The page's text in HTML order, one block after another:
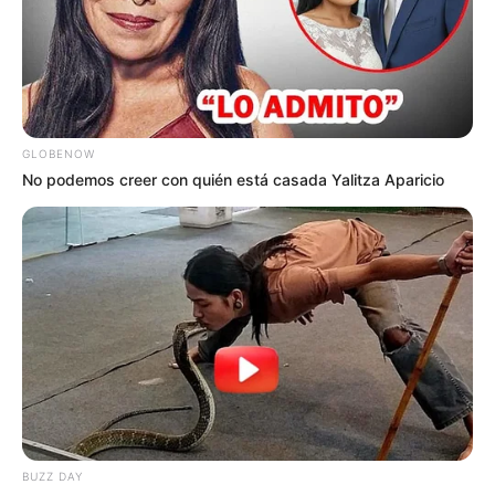
ALERTA BOGOTÁ EN GOOGLE NEWS
TEMAS RELACIONADOS
MI CASA YA
SUBSIDIO DE VIVIENDA
MANTÉNGASE EN ALERTA
Tenemos todas las noticias que le
interesan. Para estar bien informado, por
favor, active las notificaciones de Alerta.
ACTIVAR AHORA
GLOBENOW
No podemos creer con quién está casada Yalitza Aparicio
BUZZ DAY